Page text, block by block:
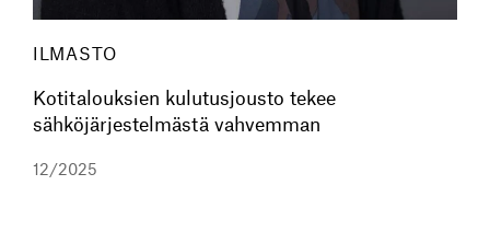
ILMASTO
Kotitalouksien kulutusjousto tekee
sähköjärjestelmästä vahvemman
12/2025